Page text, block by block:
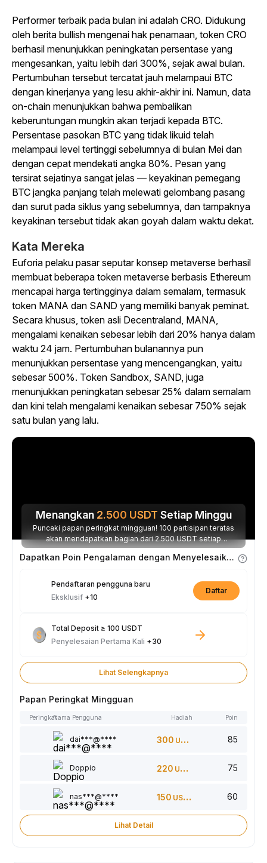
Performer terbaik pada bulan ini adalah CRO. Didukung
oleh berita bullish mengenai hak penamaan, token CRO
berhasil menunjukkan peningkatan persentase yang
mengesankan, yaitu lebih dari 300%, sejak awal bulan.
Pertumbuhan tersebut tercatat jauh melampaui BTC
dengan kinerjanya yang lesu akhir-akhir ini. Namun, data
on-chain menunjukkan bahwa pembalikan
keberuntungan mungkin akan terjadi kepada BTC.
Persentase pasokan BTC yang tidak likuid telah
melampaui level tertinggi sebelumnya di bulan Mei dan
dengan cepat mendekati angka 80%. Pesan yang
tersirat sejatinya sangat jelas — keyakinan pemegang
BTC jangka panjang telah melewati gelombang pasang
dan surut pada siklus yang sebelumnya, dan tampaknya
keyakinan tersebut tidak akan goyah dalam waktu dekat.
Kata Mereka
Euforia pelaku pasar seputar konsep metaverse berhasil
membuat beberapa token metaverse berbasis Ethereum
mencapai harga tertingginya dalam semalam, termasuk
token MANA dan SAND yang memiliki banyak peminat.
Secara khusus, token asli Decentraland, MANA,
mengalami kenaikan sebesar lebih dari 20% hanya dalam
waktu 24 jam. Pertumbuhan bulanannya pun
menunjukkan persentase yang mencengangkan, yaitu
sebesar 500%. Token Sandbox, SAND, juga
menunjukkan peningkatan sebesar 25% dalam semalam
dan kini telah mengalami kenaikan sebesar 750% sejak
satu bulan yang lalu.
Menangkan 2.500 USDT Setiap Minggu
Puncaki papan peringkat mingguan! 100 partisipan teratas
akan mendapatkan bagian dari 2.500 USDT setiap
minggunya.
Dapatkan Poin Pengalaman dengan Menyelesaikan Tugas
Pendaftaran pengguna baru
Eksklusif +10
Daftar
Total Deposit ≥ 100 USDT
Penyelesaian Pertama Kali +30
Lihat Selengkapnya
Papan Peringkat Mingguan
PeringkatNama Pengguna Hadiah Poin
dai***@**** 300 USDT 85
Doppio 220 USDT 75
nas***@**** 150 USDT 60
Lihat Detail